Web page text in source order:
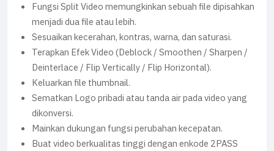
Fungsi Split Video memungkinkan sebuah file dipisahkan
menjadi dua file atau lebih.
Sesuaikan kecerahan, kontras, warna, dan saturasi.
Terapkan Efek Video (Deblock / Smoothen / Sharpen /
Deinterlace / Flip Vertically / Flip Horizontal).
Keluarkan file thumbnail.
Sematkan Logo pribadi atau tanda air pada video yang
dikonversi.
Mainkan dukungan fungsi perubahan kecepatan.
Buat video berkualitas tinggi dengan enkode 2PASS